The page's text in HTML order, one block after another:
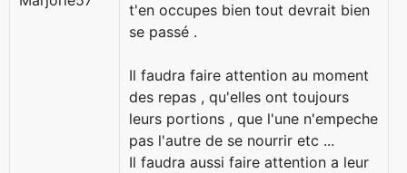
t'en occupes bien tout devrait bien
se passé .
Il faudra faire attention au moment
des repas , qu'elles ont toujours
leurs portions , que l'une n'empeche
pas l'autre de se nourrir etc ...
Il faudra aussi faire attention a leur